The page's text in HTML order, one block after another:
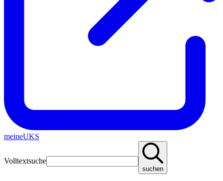
meineUKS
Volltextsuche
suchen